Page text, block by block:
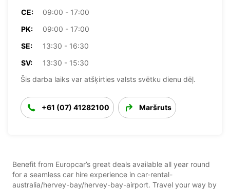
CE:
09:00 - 17:00
PK:
09:00 - 17:00
SE:
13:30 - 16:30
SV:
13:30 - 15:30
Šis darba laiks var atšķirties valsts svētku dienu dēļ.
+61 (07) 41282100 Maršruts
Benefit from Europcar’s great deals available all year round
for a seamless car hire experience in car-rental-
australia/hervey-bay/hervey-bay-airport. Travel your way by